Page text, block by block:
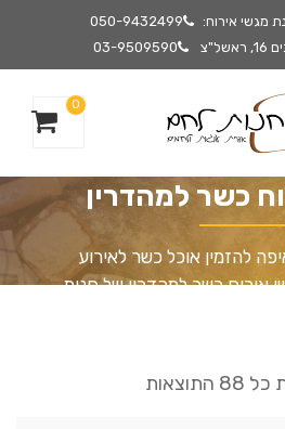
מגשי אירוח:
050-9432499
03-9509590
0
כשר למהדרין
להזמין אוכל כשר לאירוע
אירוח כשר למהדרין של חנות
לאירוח מצוין.